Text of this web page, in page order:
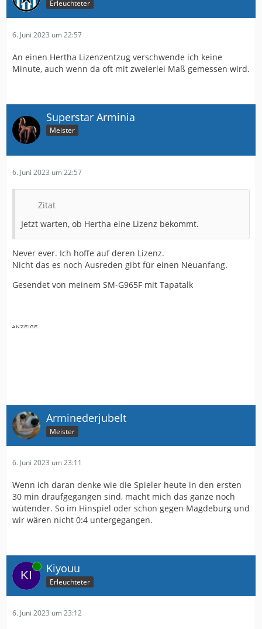
Erleuchteter
6. Juni 2023 um 22:57
An einen Hertha Lizenzentzug verschwende ich keine
Minute, auch wenn da oft mit zweierlei Maß gemessen wird.
Superstar Arminia
Meister
6. Juni 2023 um 22:57
Zitat
Jetzt warten, ob Hertha eine Lizenz bekommt.
Never ever. Ich hoffe auf deren Lizenz.
Nicht das es noch Ausreden gibt für einen Neuanfang.
Gesendet von meinem SM-G965F mit Tapatalk
Arminederjubelt
Meister
6. Juni 2023 um 23:11
Wenn ich daran denke wie die Spieler heute in den ersten
30 min draufgegangen sind, macht mich das ganze noch
wütender. So im Hinspiel oder schon gegen Magdeburg und
wir wären nicht 0:4 untergegangen.
Online Kiyouu
Erleuchteter
6. Juni 2023 um 23:12